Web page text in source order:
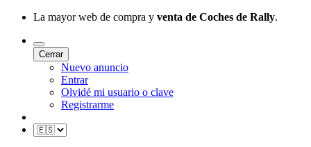
La mayor web de compra y venta de Coches de Rally.
Cerrar
Nuevo anuncio
Entrar
Olvidé mi usuario o clave
Registrarme